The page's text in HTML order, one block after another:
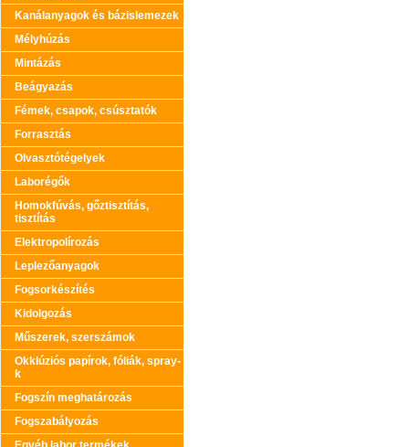
Kanálanyagok és bázislemezek
Mélyhúzás
Mintázás
Beágyazás
Fémek, csapok, csúsztatók
Forrasztás
Olvasztótégelyek
Laborégők
Homokfúvás, gőztisztítás,
tisztítás
Elektropolírozás
Leplezőanyagok
Fogsorkészítés
Kidolgozás
Műszerek, szerszámok
Okklúziós papírok, fóliák, spray-
k
Fogszín meghatározás
Fogszabályozás